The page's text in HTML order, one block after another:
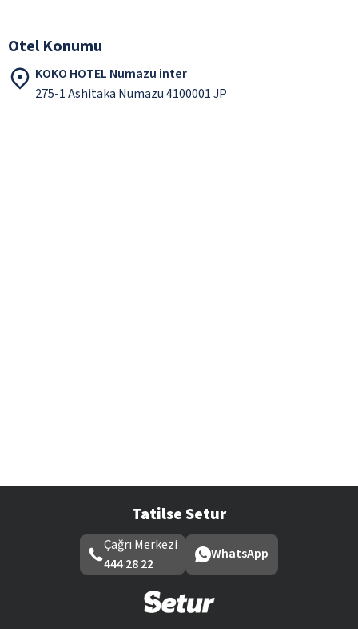
Otel Konumu
KOKO HOTEL Numazu inter
275-1 Ashitaka Numazu 4100001 JP
Tatilse Setur
Çağrı Merkezi
444 28 22
WhatsApp